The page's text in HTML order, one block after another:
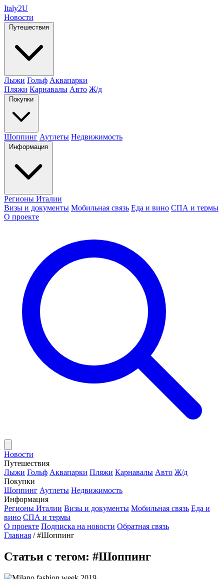
Italy2U
Новости
Путешествия
Лыжи Гольф Аквапарки
Пляжи Карнавалы Авто Ж/д
Покупки
Шоппинг Аутлеты Недвижимость
Информация
Регионы Италии
Визы и документы Мобильная связь Еда и вино СПА и термы
О проекте
Новости
Путешествия
Лыжи Гольф Аквапарки Пляжи Карнавалы Авто Ж/д
Покупки
Шоппинг Аутлеты Недвижимость
Информация
Регионы Италии Визы и документы Мобильная связь Еда и
вино СПА и термы
О проекте Подписка на новости Обратная связь
Главная / #Шоппинг
Статьи с тегом: #Шоппинг